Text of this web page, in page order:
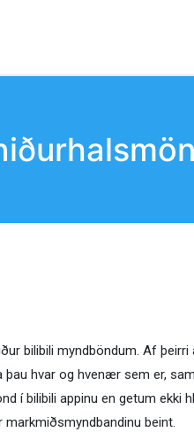
bilibili myndböndum. Af
hvar og hvenær sem er,
í bilibili appinu en getum ekki
beint.